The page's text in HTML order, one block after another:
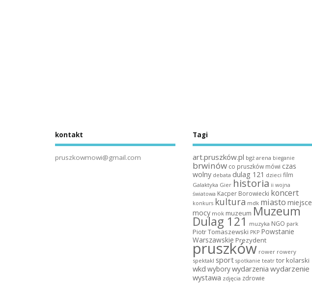
kontakt
pruszkowmowi@gmail.com
Tagi
art.pruszków.pl bgż arena bieganie
brwinów co pruszków mówi czas
wolny debata dulag 121 dzieci film
Galaktyka Gier historia ii wojna
światowa Kacper Borowiecki koncert
konkurs kultura mdk miasto miejsce
mocy mok muzeum Muzeum
Dulag 121 muzyka NGO park
Piotr Tomaszewski PKP Powstanie
Warszawskie Prezydent
pruszków rower rowery
spektakl sport spotkanie teatr tor kolarski
wkd wyborywydarzenia wydarzenie
wystawa zdjęcia zdrowie